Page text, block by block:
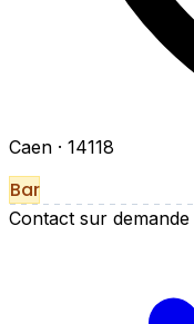
Caen · 14118
Bar
Contact sur demande